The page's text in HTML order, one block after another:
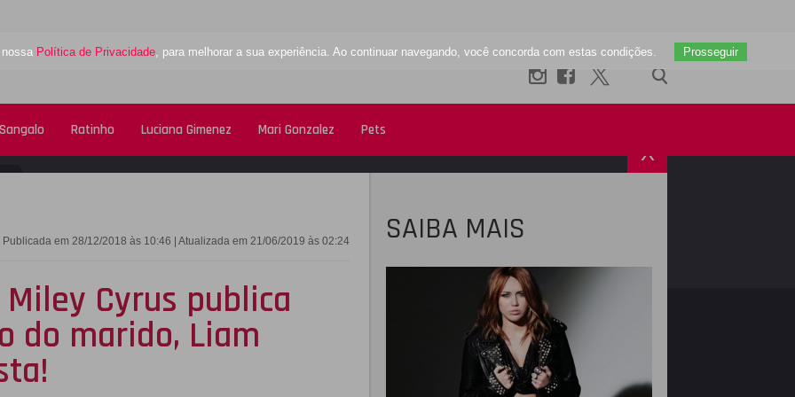
Política de Privacidade, para melhorar a sua experiência. Ao continuar navegando, você concorda com estas condições. Prosseguir
Ratinho Luciana Gimenez Mari Gonzalez Pets
X
Publicada em 28/12/2018 às 10:46 | Atualizada em 21/06/2019 às 02:24
Cyrus publica
do marido, Liam
SAIBA MAIS
TWITTER INSTAGRAM